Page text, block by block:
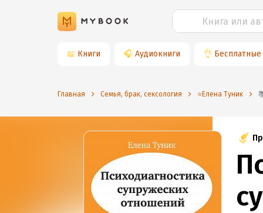
📖 Книги 🎧 Аудиокниги 👌 Бесплатные
Главная Семья, брак, сексология ⭐️Елена Туник